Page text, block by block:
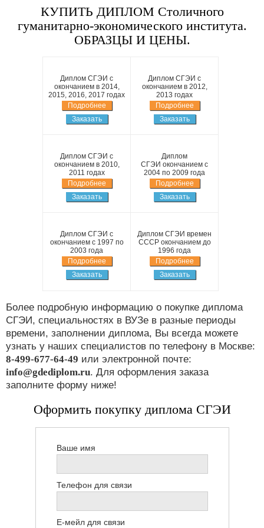
КУПИТЬ ДИПЛОМ Столичного
гуманитарно-экономического института.
ОБРАЗЦЫ И ЦЕНЫ.
Диплом СГЭИ с
окончанием в 2014,
2015, 2016, 2017 годах
Подробнее
Заказать
Диплом СГЭИ с
окончанием в 2012,
2013 годах
Подробнее
Заказать
Диплом СГЭИ с
окончанием в 2010,
2011 годах
Подробнее
Заказать
Диплом
СГЭИ окончанием с
2004 по 2009 года
Подробнее
Заказать
Диплом СГЭИ с
окончанием с 1997 по
2003 года
Подробнее
Заказать
Диплом СГЭИ времен
СССР окончанием до
1996 года
Подробнее
Заказать
Более подробную информацию о покупке диплома
СГЭИ, специальностях в ВУЗе в разные периоды
времени, заполнении диплома, Вы всегда можете
узнать у наших специалистов по телефону в Москве:
8-499-677-64-49 или электронной почте:
info@gdediplom.ru. Для оформления заказа
заполните форму ниже!
Оформить покупку диплома СГЭИ
Ваше имя
Телефон для связи
Е-мейл для связи